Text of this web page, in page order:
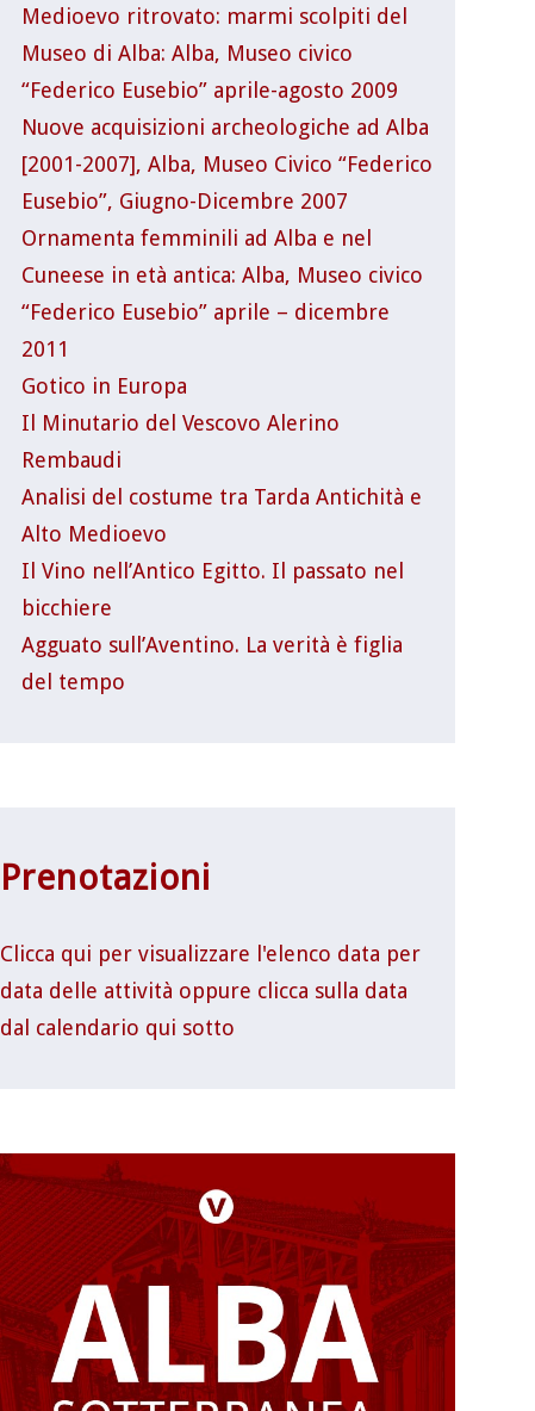
Medioevo ritrovato: marmi scolpiti del
Museo di Alba: Alba, Museo civico
“Federico Eusebio” aprile-agosto 2009
Nuove acquisizioni archeologiche ad Alba
[2001-2007], Alba, Museo Civico “Federico
Eusebio”, Giugno-Dicembre 2007
Ornamenta femminili ad Alba e nel
Cuneese in età antica: Alba, Museo civico
“Federico Eusebio” aprile – dicembre
2011
Gotico in Europa
Il Minutario del Vescovo Alerino
Rembaudi
Analisi del costume tra Tarda Antichità e
Alto Medioevo
Il Vino nell’Antico Egitto. Il passato nel
bicchiere
Agguato sull’Aventino. La verità è figlia
del tempo
Prenotazioni
Clicca qui per visualizzare l'elenco data per
data delle attività oppure clicca sulla data
dal calendario qui sotto